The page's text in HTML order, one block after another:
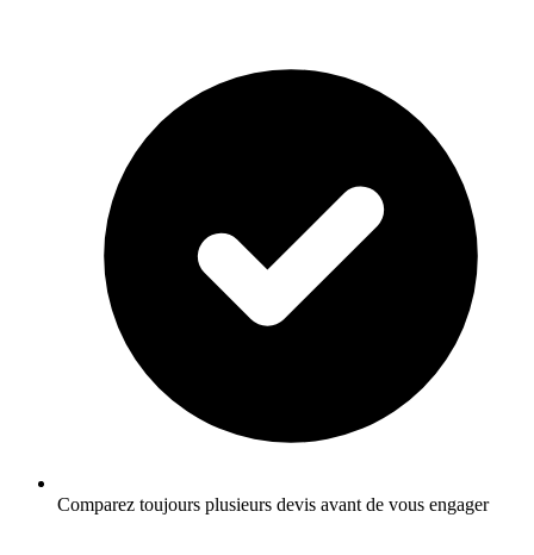
Comparez toujours plusieurs devis avant de vous engager